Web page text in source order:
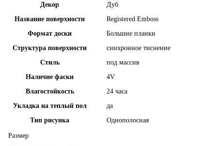
Декор
Дуб
Название поверхности
Registered Emboss
Формат доски
Большие планки
Структура поверхности
синхронное тиснение
Стиль
под массив
Наличие фаски
4V
Влагостойкость
24 часа
Укладка на теплый пол
да
Тип рисунка
Однополосная
Размер